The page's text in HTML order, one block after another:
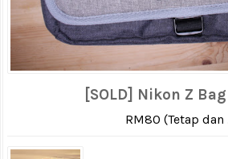
[SOLD] Nikon Z Bag
RM80 (Tetap dan